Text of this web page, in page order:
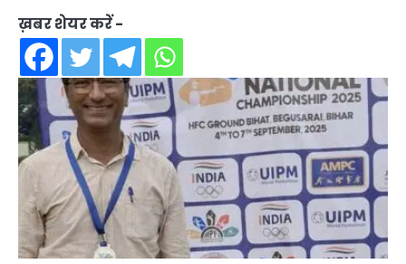
ख़बर शेयर करें -